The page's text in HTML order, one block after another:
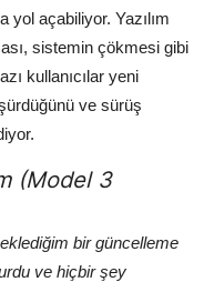
açabiliyor. Yazılım
sistemin çökmesi gibi
kullanıcılar yeni
ve sürüş
(Model 3
bir güncelleme
ve hiçbir şey